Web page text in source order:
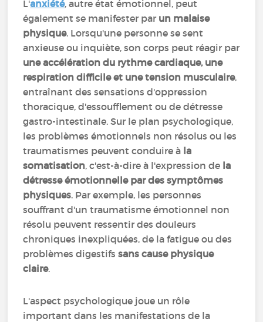
L'anxiété, autre état émotionnel, peut
également se manifester par un malaise
physique. Lorsqu'une personne se sent
anxieuse ou inquiète, son corps peut réagir par
une accélération du rythme cardiaque, une
respiration difficile et une tension musculaire,
entraînant des sensations d'oppression
thoracique, d'essoufflement ou de détresse
gastro-intestinale. Sur le plan psychologique,
les problèmes émotionnels non résolus ou les
traumatismes peuvent conduire à la
somatisation, c'est-à-dire à l'expression de la
détresse émotionnelle par des symptômes
physiques. Par exemple, les personnes
souffrant d'un traumatisme émotionnel non
résolu peuvent ressentir des douleurs
chroniques inexpliquées, de la fatigue ou des
problèmes digestifssans cause physique
claire.
L'aspect psychologique joue un rôle
important dans les manifestations de la